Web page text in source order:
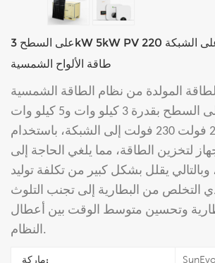
على السطح 3kW 5kW PV على الشبكة 220V 230V نظام
طاقة الألواح الشمسية
المولدة من نظام الطاقة الشمسية
الكهروضوئية على السطح بقدرة 3 كيلو وات و5 كيلو وات
على الشبكة 220 فولت 230 فولت إلى الشبكة، باستخدام
لتخزين الطاقة، مما يلغي الحاجة إلى
وبالتالي يقلل بشكل كبير من تكلفة توليد
التخلص من البطارية إلى تجنب التلوث
وتحسين متوسط ​​الوقت بين أعطال
النظام.
ماركة: SunEvo